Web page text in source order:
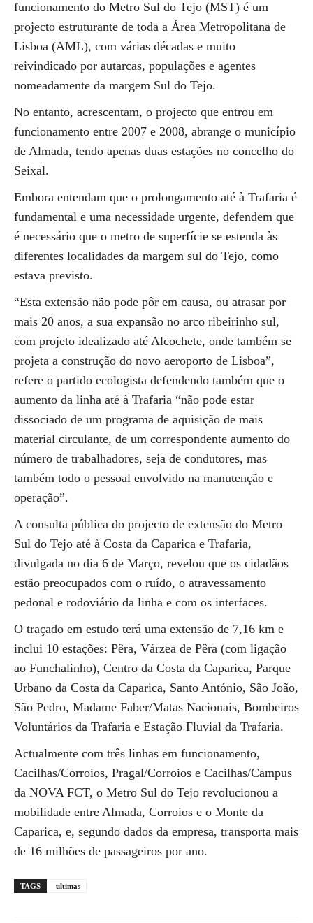
funcionamento do Metro Sul do Tejo (MST) é um
projecto estruturante de toda a Área Metropolitana de
Lisboa (AML), com várias décadas e muito
reivindicado por autarcas, populações e agentes
nomeadamente da margem Sul do Tejo.
No entanto, acrescentam, o projecto que entrou em
funcionamento entre 2007 e 2008, abrange o município
de Almada, tendo apenas duas estações no concelho do
Seixal.
Embora entendam que o prolongamento até à Trafaria é
fundamental e uma necessidade urgente, defendem que
é necessário que o metro de superfície se estenda às
diferentes localidades da margem sul do Tejo, como
estava previsto.
“Esta extensão não pode pôr em causa, ou atrasar por
mais 20 anos, a sua expansão no arco ribeirinho sul,
com projeto idealizado até Alcochete, onde também se
projeta a construção do novo aeroporto de Lisboa”,
refere o partido ecologista defendendo também que o
aumento da linha até à Trafaria “não pode estar
dissociado de um programa de aquisição de mais
material circulante, de um correspondente aumento do
número de trabalhadores, seja de condutores, mas
também todo o pessoal envolvido na manutenção e
operação”.
A consulta pública do projecto de extensão do Metro
Sul do Tejo até à Costa da Caparica e Trafaria,
divulgada no dia 6 de Março, revelou que os cidadãos
estão preocupados com o ruído, o atravessamento
pedonal e rodoviário da linha e com os interfaces.
O traçado em estudo terá uma extensão de 7,16 km e
inclui 10 estações: Pêra, Várzea de Pêra (com ligação
ao Funchalinho), Centro da Costa da Caparica, Parque
Urbano da Costa da Caparica, Santo António, São João,
São Pedro, Madame Faber/Matas Nacionais, Bombeiros
Voluntários da Trafaria e Estação Fluvial da Trafaria.
Actualmente com três linhas em funcionamento,
Cacilhas/Corroios, Pragal/Corroios e Cacilhas/Campus
da NOVA FCT, o Metro Sul do Tejo revolucionou a
mobilidade entre Almada, Corroios e o Monte da
Caparica, e, segundo dados da empresa, transporta mais
de 16 milhões de passageiros por ano.
TAGS ultimas